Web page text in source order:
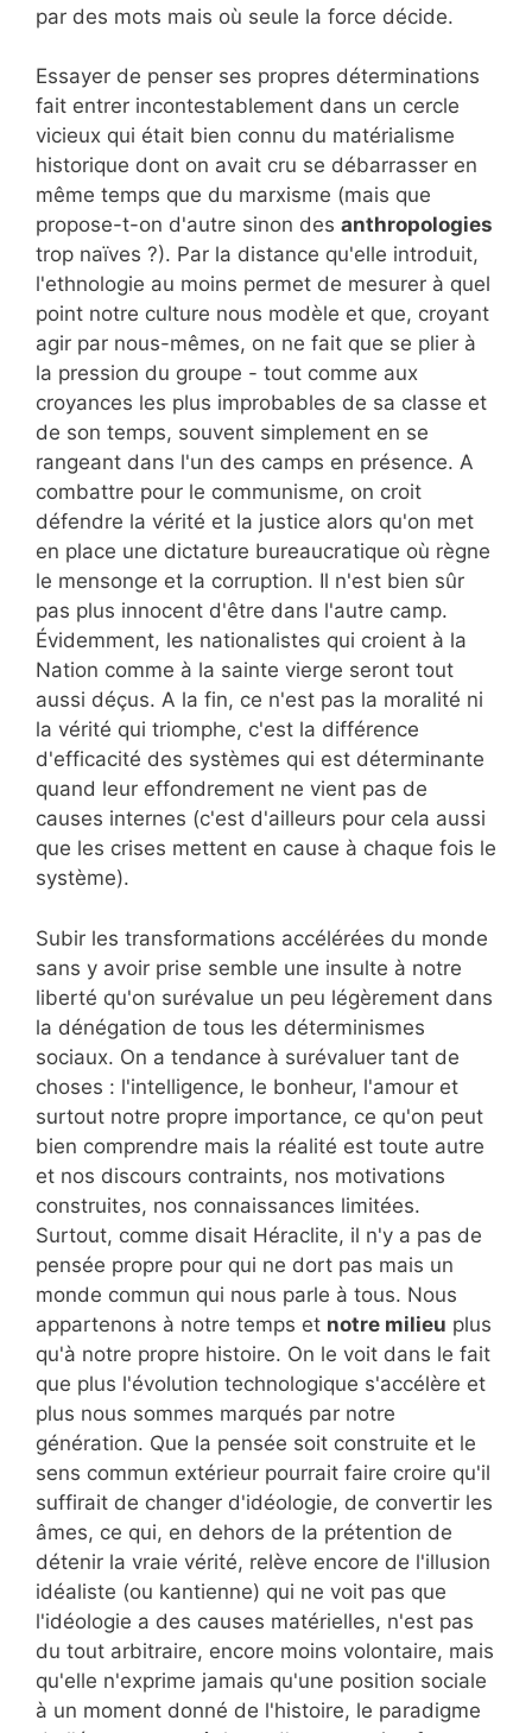
par des mots mais où seule la force décide.
Essayer de penser ses propres déterminations
fait entrer incontestablement dans un cercle
vicieux qui était bien connu du matérialisme
historique dont on avait cru se débarrasser en
même temps que du marxisme (mais que
propose-t-on d'autre sinon des anthropologies
trop naïves ?). Par la distance qu'elle introduit,
l'ethnologie au moins permet de mesurer à quel
point notre culture nous modèle et que, croyant
agir par nous-mêmes, on ne fait que se plier à
la pression du groupe - tout comme aux
croyances les plus improbables de sa classe et
de son temps, souvent simplement en se
rangeant dans l'un des camps en présence. A
combattre pour le communisme, on croit
défendre la vérité et la justice alors qu'on met
en place une dictature bureaucratique où règne
le mensonge et la corruption. Il n'est bien sûr
pas plus innocent d'être dans l'autre camp.
Évidemment, les nationalistes qui croient à la
Nation comme à la sainte vierge seront tout
aussi déçus. A la fin, ce n'est pas la moralité ni
la vérité qui triomphe, c'est la différence
d'efficacité des systèmes qui est déterminante
quand leur effondrement ne vient pas de
causes internes (c'est d'ailleurs pour cela aussi
que les crises mettent en cause à chaque fois le
système).
Subir les transformations accélérées du monde
sans y avoir prise semble une insulte à notre
liberté qu'on surévalue un peu légèrement dans
la dénégation de tous les déterminismes
sociaux. On a tendance à surévaluer tant de
choses : l'intelligence, le bonheur, l'amour et
surtout notre propre importance, ce qu'on peut
bien comprendre mais la réalité est toute autre
et nos discours contraints, nos motivations
construites, nos connaissances limitées.
Surtout, comme disait Héraclite, il n'y a pas de
pensée propre pour qui ne dort pas mais un
monde commun qui nous parle à tous. Nous
appartenons à notre temps et notre milieu plus
qu'à notre propre histoire. On le voit dans le fait
que plus l'évolution technologique s'accélère et
plus nous sommes marqués par notre
génération. Que la pensée soit construite et le
sens commun extérieur pourrait faire croire qu'il
suffirait de changer d'idéologie, de convertir les
âmes, ce qui, en dehors de la prétention de
détenir la vraie vérité, relève encore de l'illusion
idéaliste (ou kantienne) qui ne voit pas que
l'idéologie a des causes matérielles, n'est pas
du tout arbitraire, encore moins volontaire, mais
qu'elle n'exprime jamais qu'une position sociale
à un moment donné de l'histoire, le paradigme